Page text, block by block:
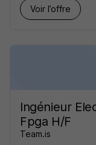
Voir l’offre
Ingénieur
Fpga H/F
Team.is